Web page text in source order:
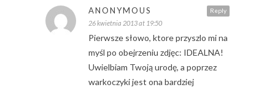
Reply
ANONYMOUS
26 kwietnia 2013 at 19:50
Pierwsze słowo, ktore przyszlo mi na
myśl po obejrzeniu zdjęc: IDEALNA!
Uwielbiam Twoją urodę, a poprzez
warkoczyki jest ona bardziej